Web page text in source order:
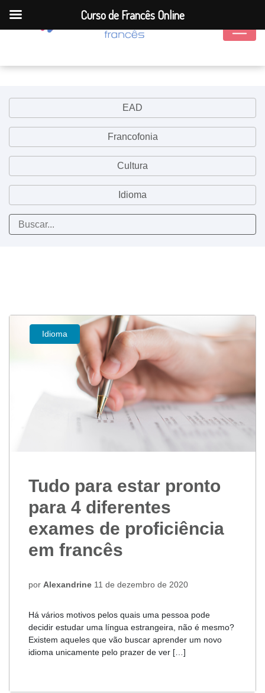
EAD
Francofonia
Cultura
Idioma
Idioma
Tudo para estar pronto
para 4 diferentes
exames de proficiência
em francês
por Alexandrine 11 de dezembro de 2020
Há vários motivos pelos quais uma pessoa pode
decidir estudar uma língua estrangeira, não é mesmo?
Existem aqueles que vão buscar aprender um novo
idioma unicamente pelo prazer de ver […]
Curso de Francês Online